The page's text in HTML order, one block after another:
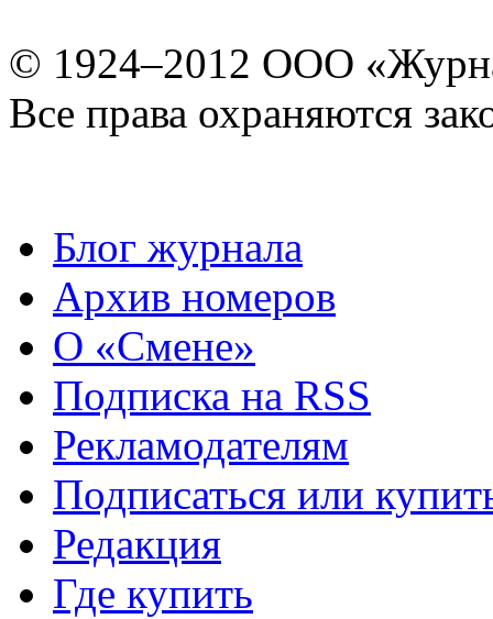
© 1924–2012 ООО
Все права охраняются
Блог журнала
Архив номеров
О «Смене»
Подписка на RSS
Рекламодателям
Подписаться или
Редакция
Где купить